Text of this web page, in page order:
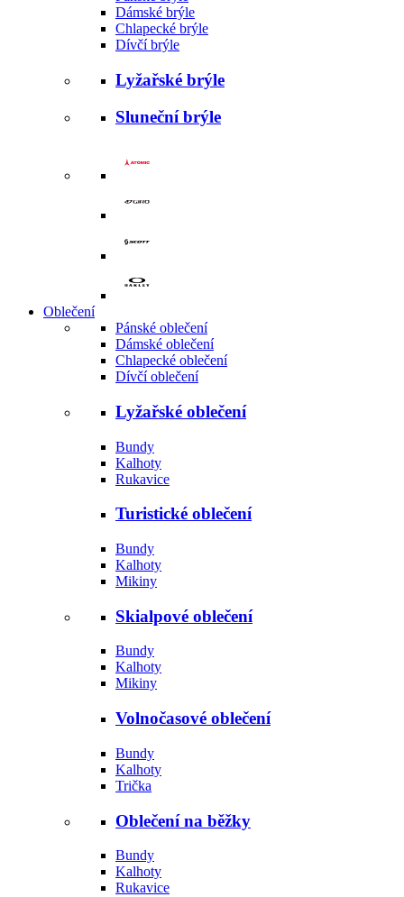
Dámské brýle
Chlapecké brýle
Dívčí brýle
Lyžařské brýle
Sluneční brýle
Oblečení
Pánské oblečení
Dámské oblečení
Chlapecké oblečení
Dívčí oblečení
Lyžařské oblečení
Bundy
Kalhoty
Rukavice
Turistické oblečení
Bundy
Kalhoty
Mikiny
Skialpové oblečení
Bundy
Kalhoty
Mikiny
Volnočasové oblečení
Bundy
Kalhoty
Trička
Oblečení na běžky
Bundy
Kalhoty
Rukavice